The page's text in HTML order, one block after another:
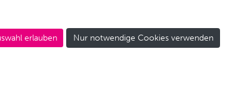
erlauben Nur notwendige Cookies verwenden